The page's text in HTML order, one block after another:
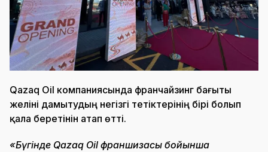
Qazaq Oil компаниясында франчайзинг бағыты
желіні дамытудың негізгі тетіктерінің бірі болып
қала беретінін атап өтті.
«Бүгінде Qazaq Oil франшизасы бойынша